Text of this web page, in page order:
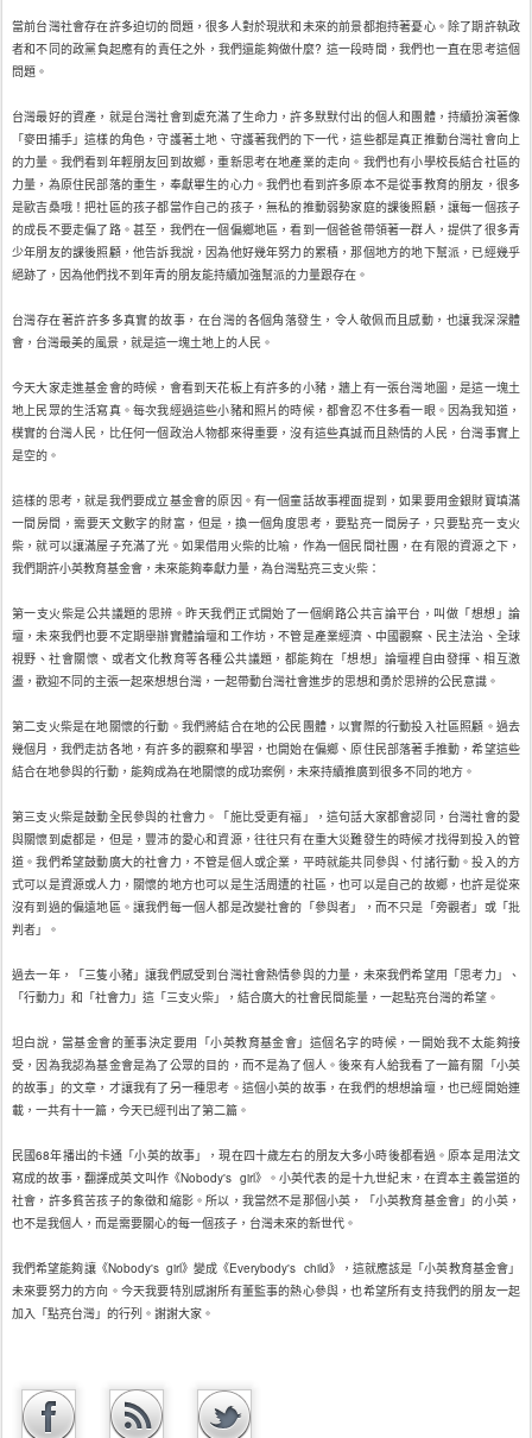
當前台灣社會存在許多迫切的問題，很多人對於現狀和未來的前景都抱持著憂心。除了期許執政
者和不同的政黨負起應有的責任之外，我們還能夠做什麼? 這一段時間，我們也一直在思考這個
問題。
台灣最好的資產，就是台灣社會到處充滿了生命力，許多默默付出的個人和團體，持續扮演著像
「麥田捕手」這樣的角色，守護著土地、守護著我們的下一代，這些都是真正推動台灣社會向上
的力量。我們看到年輕朋友回到故鄉，重新思考在地產業的走向。我們也有小學校長結合社區的
力量，為原住民部落的重生，奉獻畢生的心力。我們也看到許多原本不是從事教育的朋友，很多
是歐吉桑哦！把社區的孩子都當作自己的孩子，無私的推動弱勢家庭的課後照顧，讓每一個孩子
的成長不要走偏了路。甚至，我們在一個偏鄉地區，看到一個爸爸帶領著一群人，提供了很多青
少年朋友的課後照顧，他告訴我說，因為他好幾年努力的累積，那個地方的地下幫派，已經幾乎
絕跡了，因為他們找不到年青的朋友能持續加強幫派的力量跟存在。
台灣存在著許許多多真實的故事，在台灣的各個角落發生，令人敬佩而且感動，也讓我深深體
會，台灣最美的風景，就是這一塊土地上的人民。
今天大家走進基金會的時候，會看到天花板上有許多的小豬，牆上有一張台灣地圖，是這一塊土
地上民眾的生活寫真。每次我經過這些小豬和照片的時候，都會忍不住多看一眼。因為我知道，
樸實的台灣人民，比任何一個政治人物都來得重要，沒有這些真誠而且熱情的人民，台灣事實上
是空的。
這樣的思考，就是我們要成立基金會的原因。有一個童話故事裡面提到，如果要用金銀財寶填滿
一間房間，需要天文數字的財富，但是，換一個角度思考，要點亮一間房子，只要點亮一支火
柴，就可以讓滿屋子充滿了光。如果借用火柴的比喻，作為一個民間社團，在有限的資源之下，
我們期許小英教育基金會，未來能夠奉獻力量，為台灣點亮三支火柴：
第一支火柴是公共議題的思辨。昨天我們正式開始了一個網路公共言論平台，叫做「想想」論
壇，未來我們也要不定期舉辦實體論壇和工作坊，不管是產業經濟、中國觀察、民主法治、全球
視野、社會關懷、或者文化教育等各種公共議題，都能夠在「想想」論壇裡自由發揮、相互激
盪，歡迎不同的主張一起來想想台灣，一起帶動台灣社會進步的思想和勇於思辨的公民意識。
第二支火柴是在地關懷的行動。我們將結合在地的公民團體，以實際的行動投入社區照顧。過去
幾個月，我們走訪各地，有許多的觀察和學習，也開始在偏鄉、原住民部落著手推動，希望這些
結合在地參與的行動，能夠成為在地關懷的成功案例，未來持續推廣到很多不同的地方。
第三支火柴是鼓動全民參與的社會力。「施比受更有福」，這句話大家都會認同，台灣社會的愛
與關懷到處都是，但是，豐沛的愛心和資源，往往只有在重大災難發生的時候才找得到投入的管
道。我們希望鼓動廣大的社會力，不管是個人或企業，平時就能共同參與、付諸行動。投入的方
式可以是資源或人力，關懷的地方也可以是生活周遭的社區，也可以是自己的故鄉，也許是從來
沒有到過的偏遠地區。讓我們每一個人都是改變社會的「參與者」，而不只是「旁觀者」或「批
判者」。
過去一年，「三隻小豬」讓我們感受到台灣社會熱情參與的力量，未來我們希望用「思考力」、
「行動力」和「社會力」這「三支火柴」，結合廣大的社會民間能量，一起點亮台灣的希望。
坦白說，當基金會的董事決定要用「小英教育基金會」這個名字的時候，一開始我不太能夠接
受，因為我認為基金會是為了公眾的目的，而不是為了個人。後來有人給我看了一篇有關「小英
的故事」的文章，才讓我有了另一種思考。這個小英的故事，在我們的想想論壇，也已經開始連
載，一共有十一篇，今天已經刊出了第二篇。
民國68年播出的卡通「小英的故事」，現在四十歲左右的朋友大多小時後都看過。原本是用法文
寫成的故事，翻譯成英文叫作《Nobody's girl》。小英代表的是十九世紀末，在資本主義當道的
社會，許多貧苦孩子的象徵和縮影。所以，我當然不是那個小英，「小英教育基金會」的小英，
也不是我個人，而是需要關心的每一個孩子，台灣未來的新世代。
我們希望能夠讓《Nobody's girl》變成《Everybody's child》，這就應該是「小英教育基金會」
未來要努力的方向。今天我要特別感謝所有董監事的熱心參與，也希望所有支持我們的朋友一起
加入「點亮台灣」的行列。謝謝大家。